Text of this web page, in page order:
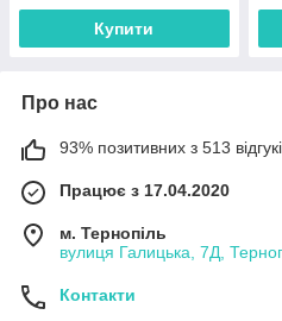
Купити
Про нас
93% позитивних з 513
Працює з 17.04.2020
м. Тернопіль
вулиця Галицька, 7Д,
Контакти